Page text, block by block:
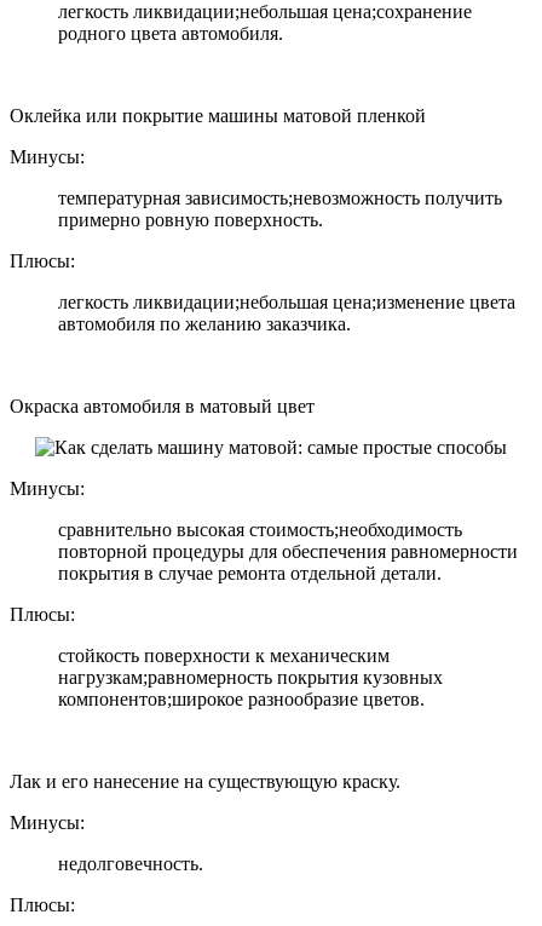
легкость ликвидации;небольшая цена;сохранение
родного цвета автомобиля.
Оклейка или покрытие машины матовой пленкой
Минусы:
температурная зависимость;невозможность получить
примерно ровную поверхность.
Плюсы:
легкость ликвидации;небольшая цена;изменение цвета
автомобиля по желанию заказчика.
Окраска автомобиля в матовый цвет
Минусы:
сравнительно высокая стоимость;необходимость
повторной процедуры для обеспечения равномерности
покрытия в случае ремонта отдельной детали.
Плюсы:
стойкость поверхности к механическим
нагрузкам;равномерность покрытия кузовных
компонентов;широкое разнообразие цветов.
Лак и его нанесение на существующую краску.
Минусы:
недолговечность.
Плюсы: